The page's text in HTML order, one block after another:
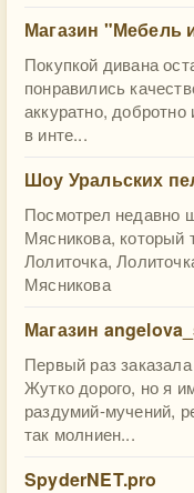
Магазин "Мебель
Покупкой дивана
понравились
аккуратно,
в инте...
Шоу Уральских
Посмотрел недавно
Мясникова, который
Лолиточка,
Мясникова
Магазин
Первый раз
Жутко дорого, но я
раздумий-мучений,
так молниен...
SpyderNET.pro